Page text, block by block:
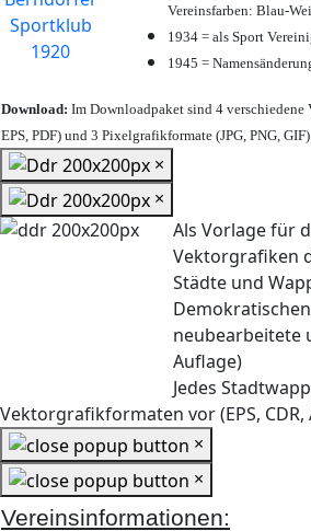
Vereinsfarben: Blau-
1934 = als Sport
1945 =
Download: Im Downloadpaket sind 4
EPS, PDF) und 3 Pixelgrafikformate (JPG, PNG,
×
×
Als Vorlage für
Vektorgrafiken
Städte und
neubearbeitete
Auflage)
Jedes
Vektorgrafikformaten vor (EPS, CDR,
×
×
Vereinsinformationen: